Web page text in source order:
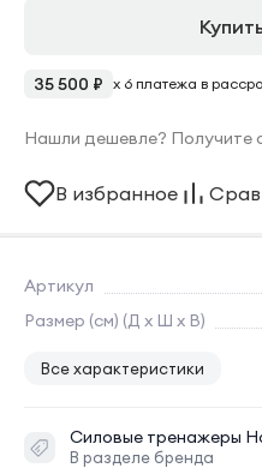
Артикул
Размер (см) (Д х Ш х В)
Все характеристики
Силовые тренажеры
В разделе бренда
35 500 ₽ x 6 платежа в
Нашли дешевле? Получите
В избранное